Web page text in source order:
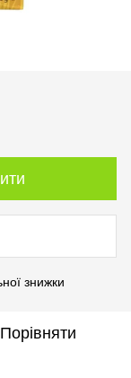
знижки
Порівняти